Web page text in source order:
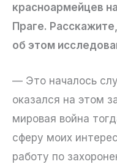
красноармейцев
Праге.
об этом
— Это началось
оказался на этом
мировая война
сферу моих
работу по